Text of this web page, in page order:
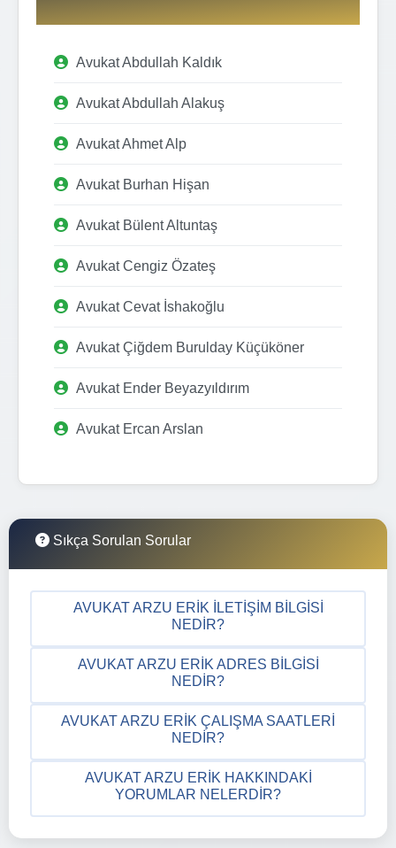
Avukat Abdullah Kaldık
Avukat Abdullah Alakuş
Avukat Ahmet Alp
Avukat Burhan Hişan
Avukat Bülent Altuntaş
Avukat Cengiz Özateş
Avukat Cevat İshakoğlu
Avukat Çiğdem Burulday Küçüköner
Avukat Ender Beyazyıldırım
Avukat Ercan Arslan
Sıkça Sorulan Sorular
AVUKAT ARZU ERIK İLETIŞIM BILGISI
NEDIR?
AVUKAT ARZU ERIK ADRES BILGISI
NEDIR?
AVUKAT ARZU ERIK ÇALIŞMA SAATLERI
NEDIR?
AVUKAT ARZU ERIK HAKKINDAKI
YORUMLAR NELERDIR?